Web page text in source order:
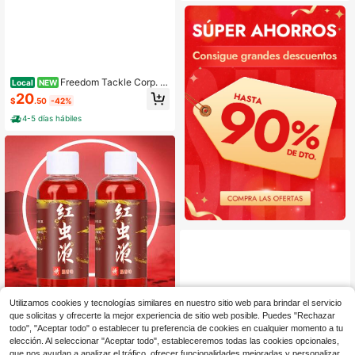
Local NEW Freedom Tackle Corp. M
innow de superficie
$20.50 -42%
4-5 días hábiles
1 pieza/2 piezas/3 piezas/4 piezas/
5 piezas Aditivo concentrado de 60
ml para cebo de pesca, atrayente c
on aroma súper dulce y pesquero p
$5 .48 -1%
Utilizamos cookies y tecnologías similares en nuestro sitio web para brindar el servicio
que solicitas y ofrecerte la mejor experiencia de sitio web posible. Puedes "Rechazar
todo", "Aceptar todo" o establecer tu preferencia de cookies en cualquier momento a tu
elección. Al seleccionar "Aceptar todo", estableceremos todas las cookies opcionales,